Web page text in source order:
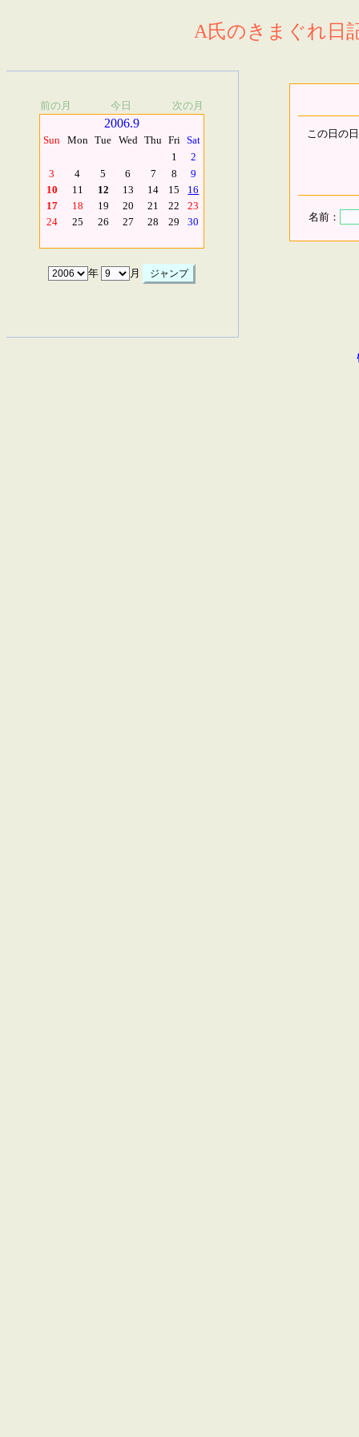
A氏のきまぐれ日
前の月 今日 次の月
2006.9
Sun Mon Tue Wed Thu Fri Sat
1
2
3
4 5 6 7 8
9
10
11 12 13 14 15
16
17
18 19 20 21 22
23
24
25 26 27 28 29 30
年 月
この日の
名前：